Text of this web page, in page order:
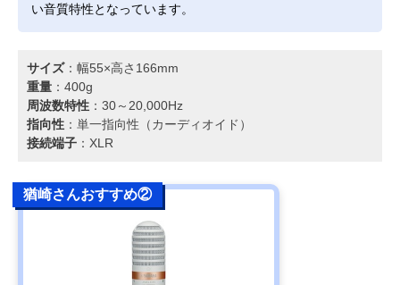
い音質特性となっています。
サイズ：幅55×高さ166mm
重量 ：400g
周波数特性 ：30～20,000Hz
指向性 ：単一指向性（カーディオイド）
接続端子 ：XLR
猶崎さんおすすめ②